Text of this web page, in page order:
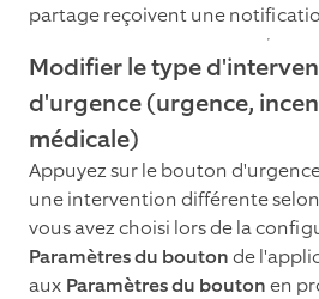
partage reçoivent une
Modifier le type
d'urgence (urgence,
médicale)
Appuyez sur le bouton
une intervention différente
vous avez choisi lors de la
Paramètres du boutonde
aux Paramètres du boutonen